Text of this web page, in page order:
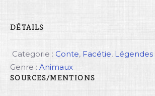
DÉTAILS
Categorie : Conte, Facétie, Légendes
Genre : Animaux
SOURCES/MENTIONS